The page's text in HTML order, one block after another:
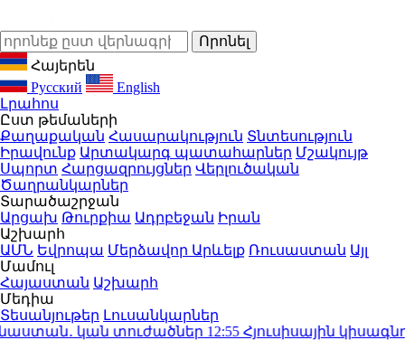
Հայերեն
Русский
English
Լրահոս
Ըստ թեմաների
Քաղաքական Հասարակություն Տնտեսություն
Իրավունք Արտակարգ պատահարներ Մշակույթ
Սպորտ Հարցազրույցներ Վերլուծական
Ծաղրանկարներ
Տարածաշրջան
Արցախ Թուրքիա Ադրբեջան Իրան
Աշխարհ
ԱՄՆ Եվրոպա Մերձավոր Արևելք Ռուսաստան Այլ
Մամուլ
Հայաստան Աշխարհ
Մեդիա
Տեսանյութեր Լուսանկարներ
կան տուժածներ12:55Հյուսիսային